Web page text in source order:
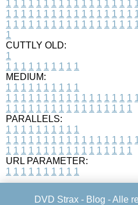
1 1 1 1 1 1 1 1 1 1 1 1 1 1 1 1 1
1 1 1 1 1 1 1 1 1 1 1 1 1 1 1 1 1
1 1 1 1 1 1 1 1 1 1 1 1 1 1 1 1 1
1
CUTTLY OLD:
1
1 1 1 1 1 1 1 1 1 1
MEDIUM:
1 1 1 1 1 1 1 1 1 1
1 1 1 1 1 1 1 1 1 1 1 1 1 1 1 1 1
1 1 1 1 1 1 1 1 1 1 1 1 1 1 1 1 1
PARALLELS:
1 1 1 1 1 1 1 1 1 1
1 1 1 1 1 1 1 1 1 1 1 1 1 1 1 1 1
1 1 1 1 1 1 1 1 1 1 1 1 1 1 1 1 1
URL PARAMETER:
1 1 1 1 1 1 1 1 1 1
DVD Strax - Blog - Alle